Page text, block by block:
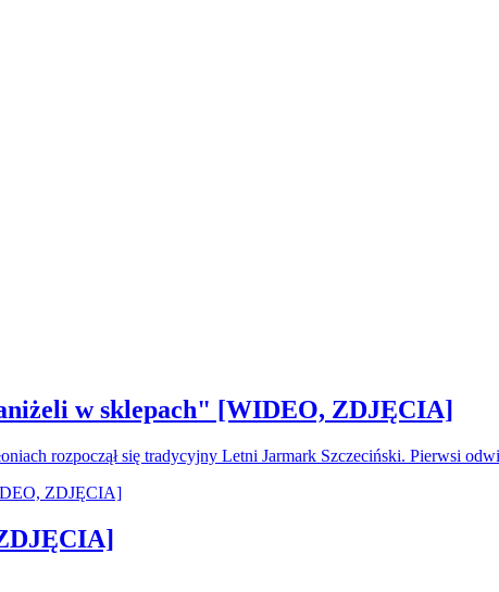
w sklepach" [WIDEO, ZDJĘCIA]
rozpoczął się tradycyjny Letni Jarmark Szczeciński. Pierwsi